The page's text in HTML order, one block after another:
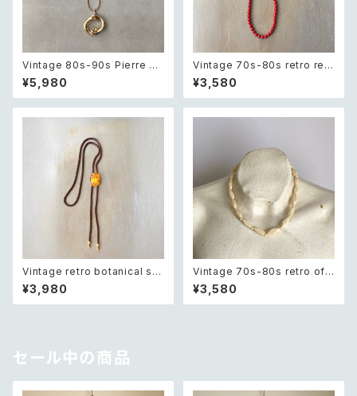
Vintage 80s-90s Pierre ca
rdin crystal bijou bicolor g
eometric necklace レトロ ヴ
ィンテージ アクセサリー ピエー
ー バイカラー ジオメトリック ネ
¥5,980
Vintage 70s-80s retro red
beads necklace レトロ ヴィ
ンテージ アクセサリー レッド 赤
ビーズ ネックレス
¥3,580
Vintage retro botanical sai
ling ship intaglio loop tie
レトロ ヴィンテージ アクセサリ
ー 帆船 デザイン 裏彫り ループ
¥3,980
Vintage 70s-80s retro off
white beads necklace レト
ロ ヴィンテージ アクセサリー オ
フホワイト ビーズ ネックレス
¥3,580
セール中の商品